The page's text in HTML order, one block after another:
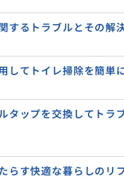
するトラブルとその解
してトイレ掃除を簡単
タップを交換してトラ
らす快適な暮らしのリ